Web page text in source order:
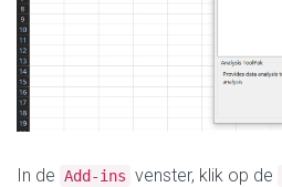
In de Add-ins venster, klik op de